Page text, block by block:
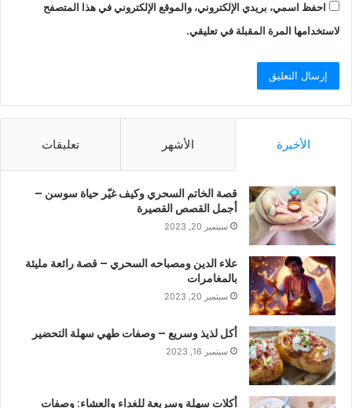
احفظ اسمي، بريدي الإلكتروني، والموقع الإلكتروني في هذا المتصفح
لاستخدامها المرة المقبلة في تعليقي.
الأخيرة الأشهر تعليقات
قصة الخاتم السحري وكيف غيّر حياة سوسن –
أجمل القصص القصيرة
سبتمبر 20, 2023
علاء الدين ومصباحه السحري – قصة رائعة مليئة
بالمغامرات
سبتمبر 20, 2023
أكل لذيذ وسريع – وصفات طهي سهلة التحضير
سبتمبر 16, 2023
أكلات سهلة وسريعة للغداء والعشاء: وصفات